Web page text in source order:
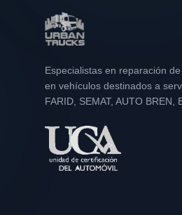
Especialistas en reparación
en vehículos destinados a
FARID, SEMAT, AUTO BREN,